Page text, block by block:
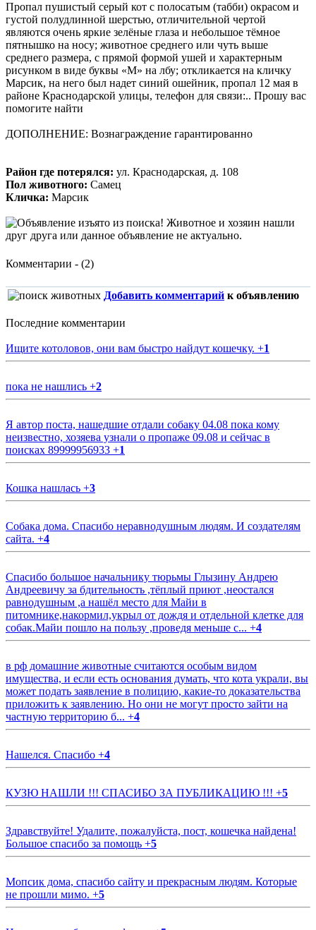
Пропал пушистый серый кот с полосатым (табби) окрасом и
густой полудлинной шерстью, отличительной чертой
являются очень яркие зелёные глаза и небольшое тёмное
пятнышко на носу; животное среднего или чуть выше
среднего размера, с прямой формой ушей и характерным
рисунком в виде буквы «М» на лбу; откликается на кличку
Марсик, на него был надет синий ошейник, пропал 12 мая в
районе Краснодарской улицы, телефон для связи:.. Прошу вас
помогите найти
ДОПОЛНЕНИЕ: Вознаграждение гарантированно
Район где потерялся: ул. Краснодарская, д. 108
Пол животного: Самец
Кличка: Марсик
Комментарии - (2)
Добавить комментарий к объявлению
Последние комментарии
Ищите котоловов, они вам быстро найдут кошечку. +1
пока не нашлись +2
Я автор поста, нашедшие отдали собаку 04.08 пока кому
неизвестно, хозяева узнали о пропаже 09.08 и сейчас в
поисках 89999956933 +1
Кошка нашлась +3
Собака дома. Спасибо неравнодушным людям. И создателям
сайта. +4
Спасибо большое начальнику тюрьмы Глызину Андрею
Андреевичу за бдительность ,тёплый приют ,неостался
равнодушным ,а нашёл место для Майи в
питомнике,накормил,укрыл от дождя и отдельной клетке для
собак.Майи пошло на пользу ,проведя меньше с... +4
в рф домашние животные считаются особым видом
имущества, и если есть основания думать, что кота украли, вы
может подать заявление в полицию, какие-то доказательства
приложить к заявлению. Но они не могут просто зайти на
частную территорию б... +4
Нашелся. Спасибо +4
КУЗЮ НАШЛИ !!! СПАСИБО ЗА ПУБЛИКАЦИЮ !!! +5
Здравствуйте! Удалите, пожалуйста, пост, кошечка найдена!
Большое спасибо за помощь +5
Мопсик дома, спасибо сайту и прекрасным людям. Которые
не прошли мимо. +5